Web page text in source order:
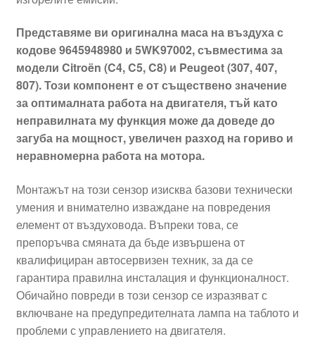
Представяме ви оригинална маса на въздуха с
кодове 9645948980 и 5WK97002, съвместима за
модели Citroën (C4, C5, C8) и Peugeot (307, 407,
807). Този компонент е от съществено значение
за оптималната работа на двигателя, тъй като
неправилната му функция може да доведе до
загуба на мощност, увеличен разход на гориво и
неравномерна работа на мотора.
Монтажът на този сензор изисква базови технически
умения и внимателно изваждане на повредения
елемент от въздуховода. Въпреки това, се
препоръчва смяната да бъде извършена от
квалифициран автосервизен техник, за да се
гарантира правилна инсталация и функционалност.
Обичайно повреди в този сензор се изразяват с
включване на предупредителната лампа на таблото и
проблеми с управлението на двигателя.